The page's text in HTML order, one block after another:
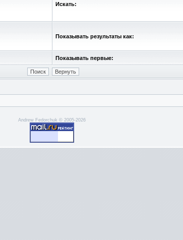
Искать:
Показывать результаты как:
Показывать первые:
Andrew Fedorchuk © 2005-2026